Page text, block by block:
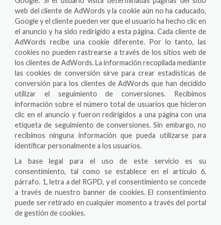
web del cliente de AdWords y la cookie aún no ha caducado,
Google y el cliente pueden ver que el usuario ha hecho clic en
el anuncio y ha sido redirigido a esta página. Cada cliente de
AdWords recibe una cookie diferente. Por lo tanto, las
cookies no pueden rastrearse a través de los sitios web de
los clientes de AdWords. La información recopilada mediante
las cookies de conversión sirve para crear estadísticas de
conversión para los clientes de AdWords que han decidido
utilizar el seguimiento de conversiones. Recibimos
información sobre el número total de usuarios que hicieron
clic en el anuncio y fueron redirigidos a una página con una
etiqueta de seguimiento de conversiones. Sin embargo, no
recibimos ninguna información que pueda utilizarse para
identificar personalmente a los usuarios.
La base legal para el uso de este servicio es su
consentimiento, tal como se establece en el artículo 6,
párrafo. 1, letra a del RGPD, y el consentimiento se concede
a través de nuestro banner de cookies. El consentimiento
puede ser retirado en cualquier momento a través del portal
de gestión de cookies.